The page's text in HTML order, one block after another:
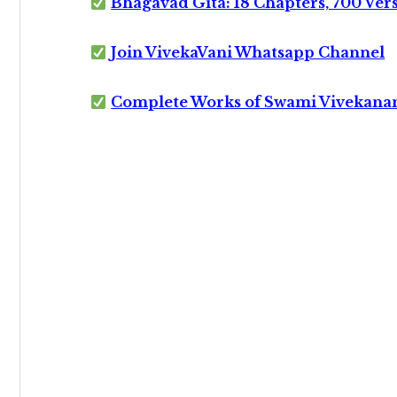
Join VivekaVani Whatsapp Channel
Complete Works of Swami